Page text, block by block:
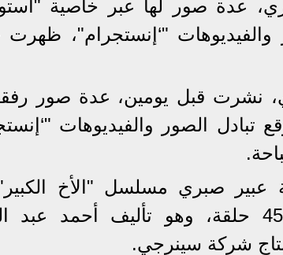
عدة صور لها عبر خاصية
والفيديوهات "‘إنستجرام"، ظهرت
نشرت قبل يومين، عدة صور
تبادل الصور والفيديوهات
عبير صبري مسلسل "الأخ
لنوعية أعمال الـ 45 حلقة، وهو تأليف أحمد
شركة سينرجي.